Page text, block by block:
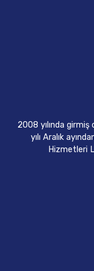
2008 yılında
yılı Aralık
Hizmetleri